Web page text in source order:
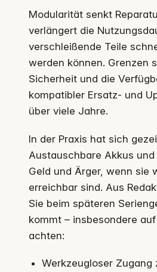
Modularität senkt
verlängert die
verschleißende Teile
werden können. Grenzen
Sicherheit und die
kompatibler Ersatz- und
über viele Jahre.
In der Praxis hat sich
Austauschbare Akkus und
Geld und Ärger, wenn sie
erreichbar sind. Aus
Sie beim späteren
kommt – insbesondere
achten:
Werkzeugloser Zugang